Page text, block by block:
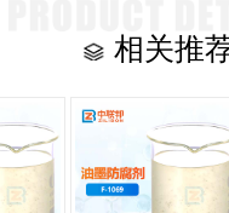
相关推